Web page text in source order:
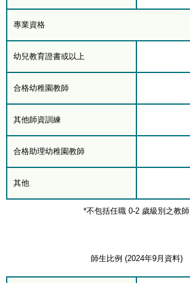
專業資格
幼兒教育證書或以上
合格幼稚園教師
其他師資訓練
合格助理幼稚園教師
其他
*不包括任職 0-2 歲級別之教師
師生比例 (2024年9月資料)